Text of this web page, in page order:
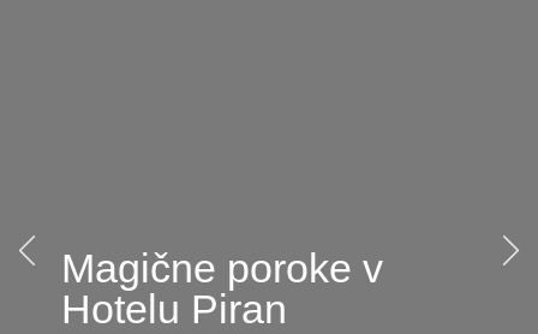
Magične poroke v
Hotelu Piran​